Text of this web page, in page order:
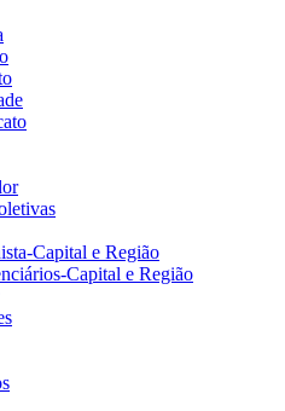
Capital e Região
Capital e Região